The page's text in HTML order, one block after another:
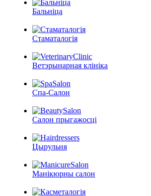
Бальніца
Стаматалогія
Ветэрынарная клініка
Спа-Салон
Салон прыгажосці
Цырульня
Манікюрны салон